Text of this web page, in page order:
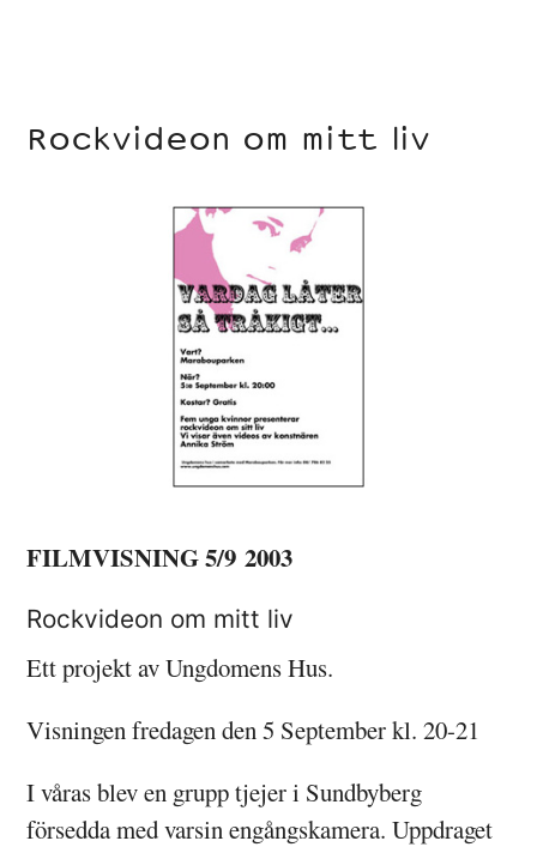
Rockvideon om mitt liv
FILMVISNING 5/9 2003
Rockvideon om mitt liv
Ett projekt av Ungdomens Hus.
Visningen fredagen den 5 September kl. 20-21
I våras blev en grupp tjejer i Sundbyberg
försedda med varsin engångskamera. Uppdraget